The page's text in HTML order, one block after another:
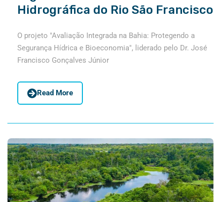
Hidrográfica do Rio São Francisco
O projeto "Avaliação Integrada na Bahia: Protegendo a
Segurança Hídrica e Bioeconomia", liderado pelo Dr. José
Francisco Gonçalves Júnior
Read More